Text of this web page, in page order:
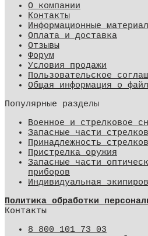
О компании
Контакты
Информационные
Оплата и доставка
Отзывы
Форум
Условия продажи
Пользовательское
Общая информация о
Популярные разделы
Военное и стрелковое
Запасные части
Принадлежность
Пристрелка оружия
Запасные части
приборов
Индивидуальная
Политика обработки
Контакты
8 800 101 73 03